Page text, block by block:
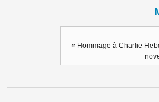
―
« Hommage à Charlie